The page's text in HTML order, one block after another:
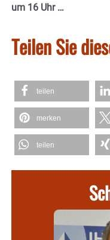
um 16 Uhr …
Teilen Sie
teilen
merken
teilen